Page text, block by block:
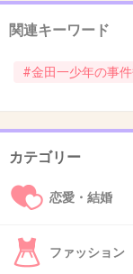
35. 匿名2014/08/17(日)
飛騨からくり
関連キーワード
#金田一少年の事
カテゴリー
恋愛・結婚
ファッション